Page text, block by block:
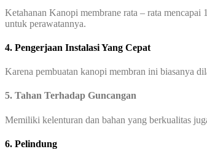
Ketahanan Kanopi membrane rata – rata
untuk perawatannya.
4. Pengerjaan Instalasi Yang Cepat
Karena pembuatan kanopi membran ini biasanya
5. Tahan Terhadap Guncangan
Memiliki kelenturan dan bahan yang berkualitas
6. Pelindung